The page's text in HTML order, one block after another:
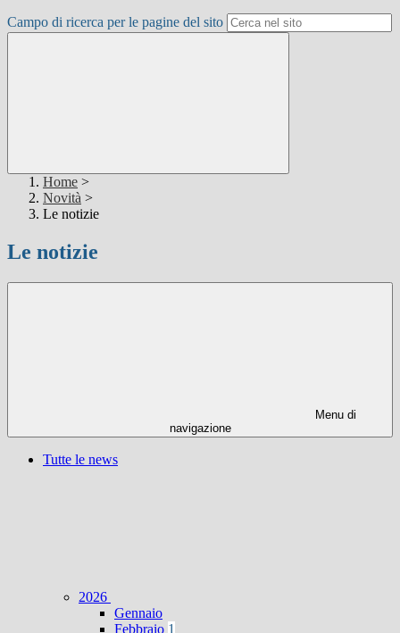
Campo di ricerca per le pagine del sito
Home >
Novità >
Le notizie
Le notizie
Menu di
navigazione
Tutte le news
2026
Gennaio
Febbraio 1